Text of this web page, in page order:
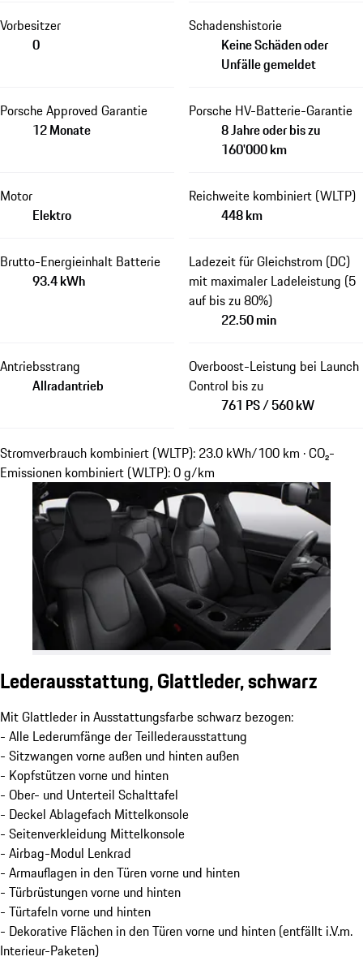
Vorbesitzer
0
Schadenshistorie
Keine Schäden oder
Unfälle gemeldet
Porsche Approved Garantie
12 Monate
Porsche HV-Batterie-Garantie
8 Jahre oder bis zu
160'000 km
Motor
Elektro
Reichweite kombiniert (WLTP)
448 km
Brutto-Energieinhalt Batterie
93.4 kWh
Ladezeit für Gleichstrom (DC)
mit maximaler Ladeleistung (5
auf bis zu 80%)
22.50 min
Antriebsstrang
Allradantrieb
Overboost-Leistung bei Launch
Control bis zu
761 PS / 560 kW
Stromverbrauch kombiniert (WLTP): 23.0 kWh/100 km · CO₂-
Emissionen kombiniert (WLTP): 0 g/km
Lederausstattung, Glattleder, schwarz
Mit Glattleder in Ausstattungsfarbe schwarz bezogen:
- Alle Lederumfänge der Teillederausstattung
- Sitzwangen vorne außen und hinten außen
- Kopfstützen vorne und hinten
- Ober- und Unterteil Schalttafel
- Deckel Ablagefach Mittelkonsole
- Seitenverkleidung Mittelkonsole
- Airbag-Modul Lenkrad
- Armauflagen in den Türen vorne und hinten
- Türbrüstungen vorne und hinten
- Türtafeln vorne und hinten
- Dekorative Flächen in den Türen vorne und hinten (entfällt i.V.m.
Interieur-Paketen)